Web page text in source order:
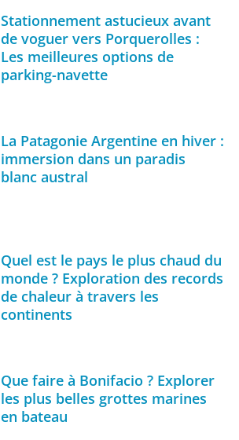
Stationnement astucieux avant
de voguer vers Porquerolles :
Les meilleures options de
parking-navette
La Patagonie Argentine en hiver :
immersion dans un paradis
blanc austral
Quel est le pays le plus chaud du
monde ? Exploration des records
de chaleur à travers les
continents
Que faire à Bonifacio ? Explorer
les plus belles grottes marines
en bateau